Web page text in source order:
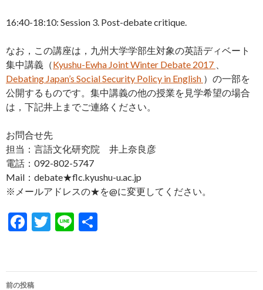
16:40-18:10: Session 3. Post-debate critique.
なお，この講座は，九州大学学部生対象の英語ディベート
集中講義（Kyushu-Ewha Joint Winter Debate 2017
Debating Japan’s Social Security Policy in English ）の一部を
公開するものです。集中講義の他の授業を見学希望の場合
は，下記井上までご連絡ください。
お問合せ先
担当：言語文化研究院 井上奈良彦
電話：092-802-5747
Mail：debate★flc.kyushu-u.ac.jp
※メールアドレスの★を@に変更してください。
F
b
T
er
Li
投
前の投稿